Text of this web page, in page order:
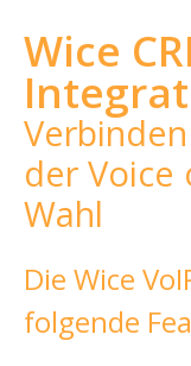
Wice
der Voice
Wahl
Die Wice
folgende